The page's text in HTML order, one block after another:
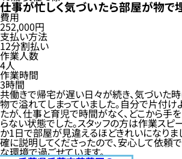
仕事が忙しく気づいたら部屋が物で
費用
252,000円
支払い方法
12分割払い
作業人数
4人
作業時間
3時間
共働きで帰宅が遅い日々が続き、気づいた
物で溢れてしまっていました。自分で片付
たが、仕事と育児で時間がなく、どこから手
らない状態でした。スタッフの方は作業スピ
か1日で部屋が見違えるほどきれいになりま
確に説明してくださったので、安心して依頼
な環境で過ごせています。